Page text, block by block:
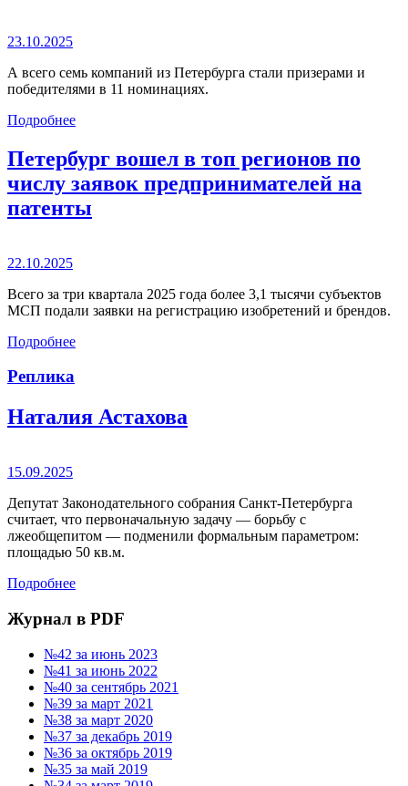
23.10.2025
А всего семь компаний из Петербурга стали призерами и
победителями в 11 номинациях.
Подробнее
Петербург вошел в топ регионов по
числу заявок предпринимателей на
патенты
22.10.2025
Всего за три квартала 2025 года более 3,1 тысячи субъектов
МСП подали заявки на регистрацию изобретений и брендов.
Подробнее
Реплика
Наталия Астахова
15.09.2025
Депутат Законодательного собрания Санкт-Петербурга
считает, что первоначальную задачу — борьбу с
лжеобщепитом — подменили формальным параметром:
площадью 50 кв.м.
Подробнее
Журнал в PDF
№42 за июнь 2023
№41 за июнь 2022
№40 за сентябрь 2021
№39 за март 2021
№38 за март 2020
№37 за декабрь 2019
№36 за октябрь 2019
№35 за май 2019